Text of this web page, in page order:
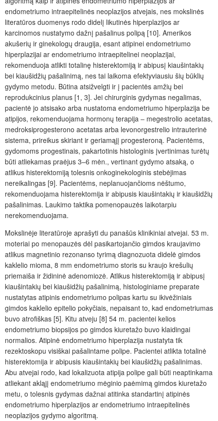
endometriumo intraepitelinės neoplazijos atvejais, nes mokslinės
literatūros duomenys rodo didelį likutinės hiperplazijos ar
karcinomos nustatymo dažnį pašalinus polipą [10]. Amerikos
akušerių ir ginekologų draugija, esant atipinei endometriumo
hiperplazijai ar endomet­riumo intraepitelinei neoplazijai,
rekomenduoja atlikti totalinę histerektomiją ir abipusį kiaušintakių
bei kiaušidžių pašalinimą, nes tai laikoma efektyviausiu šių būklių
gydymo metodu. Būtina atsižvelgti ir į pacientės amžių bei
reprodukcinius planus [1, 3]. Jei chirurginis gydymas negalimas,
pacientė jo atsisako arba nustatoma endometriumo hiperplazija be
atipijos, rekomenduojama hormonų terapija ‒ megestrolio acetatas,
medroksiprogesterono acetatas arba levonorgestrelio intrauterinė
sistema, prireikus skiriant ir geriamąjį progesteroną. Pacientėms,
gydomoms progestinais, pakartotinis histologinis įvertinimas turėtų
būti atliekamas praėjus 3–6 mėn., vertinant gydymo atsaką, o
atlikus histerektomiją tolesnis onkoginekologinis stebėjimas
nereikalingas [9]. Pacientėms, neplanuojančioms nėštumo,
rekomenduojama histerektomija ir abipusis kiaušintakių ir kiaušidžių
pašalinimas. Laukimo taktika pomenopauzės laikotarpiu
nerekomenduojama.
Mokslinėje literatūroje aprašyti du panašūs klinikiniai atvejai. 53 m.
moteriai po menopauzės dėl pasikartojančio gimdos kraujavimo
atlikus magnetinio rezonanso tyrimą diagnozuota didelė gimdos
kaklelio mioma, 8 mm endometriumo storis su kraujo krešulių
priemaiša ir židininė adenomiozė. Atlikus histerektomiją ir abipusį
kiaušintakių bei kiaušidžių pašalinimą, histologiniame preparate
nustatytas atipinis endometriumo polipas kartu su ikivėžiniais
gimdos kaklelio epitelio pokyčiais, nepaisant to, kad endometriumas
buvo atrofiškas [5]. Kitu atveju [8] 54 m. pacientei kelios
endometriumo biopsijos po gimdos kiuretažo buvo klaidingai
normalios. Atipinė endometriumo hiperplazija nustatyta tik
rezektoskopu visiškai pašalintame polipe. Pacientei atlikta totalinė
histerektomija ir abipusis kiaušintakių bei kiaušidžių pašalinimas.
Abu atvejai rodo, kad lokalizuota atipija polipe gali būti neaptinkama
atliekant akląjį endometriumo mėginio paėmimą gimdos kiuretažo
metu, o tolesnis gydymas dažnai atitinka standartinį atipinės
endometriumo hiperplazijos ar endometriumo intraepitelinės
neoplazijos gydymo algoritmą.